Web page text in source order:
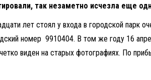
так незаметно исчезла еще
лет стоял у входа в городской парк
номер 9910404. В том же году 16
виден на старых фотографиях. По